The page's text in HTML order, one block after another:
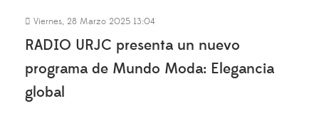
Viernes, 28 Marzo 2025 13:04
RADIO URJC presenta un nuevo
programa de Mundo Moda: Elegancia
global